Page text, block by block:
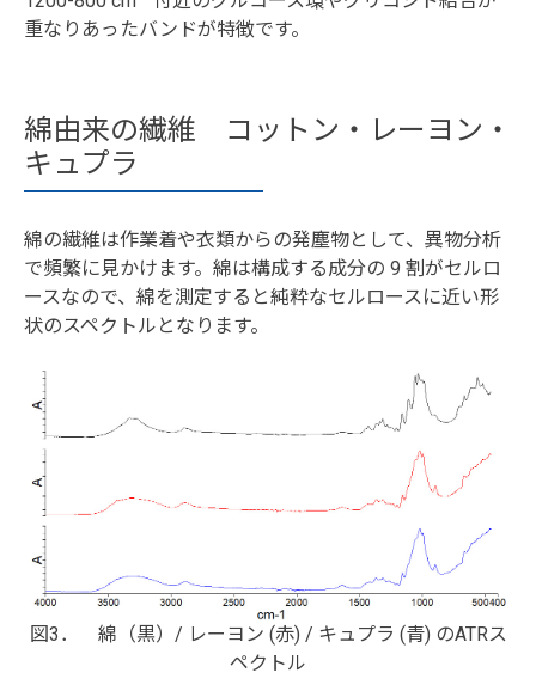
重なりあったバンドが特徴です。
綿由来の繊維 コットン・レーヨン・
キュプラ
綿の繊維は作業着や衣類からの発塵物として、異物分析
で頻繁に見かけます。綿は構成する成分の 9 割がセルロ
ースなので、綿を測定すると純粋なセルロースに近い形
状のスペクトルとなります。
図3． 綿（黒）/ レーヨン (赤) / キュプラ (青) のATRス
ペクトル